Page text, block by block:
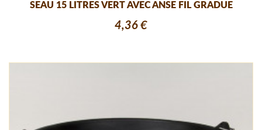
SEAU 15 LITRES VERT AVEC ANSE FIL GRADUE
4,36 €